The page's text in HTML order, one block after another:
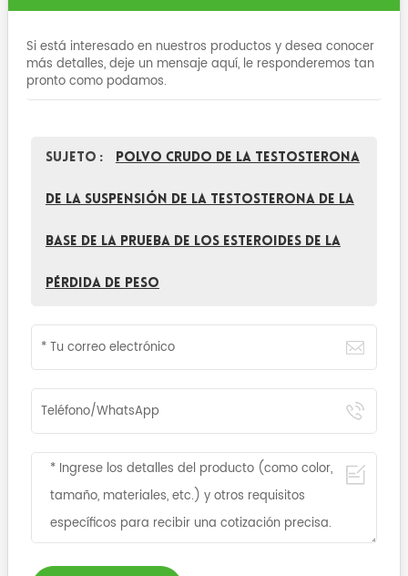
Si está interesado en nuestros productos y desea conocer
más detalles, deje un mensaje aquí, le responderemos tan
pronto como podamos.
Sujeto : Polvo crudo de la testosterona
de la suspensión de la testosterona de la
base de la prueba de los esteroides de la
pérdida de peso